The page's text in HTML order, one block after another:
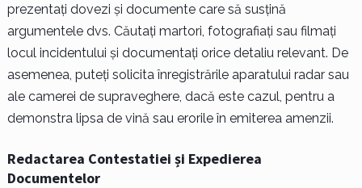
prezentați dovezi și documente care să susțină
argumentele dvs. Căutați martori, fotografiați sau filmați
locul incidentului și documentați orice detaliu relevant. De
asemenea, puteți solicita înregistrările aparatului radar sau
ale camerei de supraveghere, dacă este cazul, pentru a
demonstra lipsa de vină sau erorile în emiterea amenzii.
Redactarea Contestatiei și Expedierea
Documentelor